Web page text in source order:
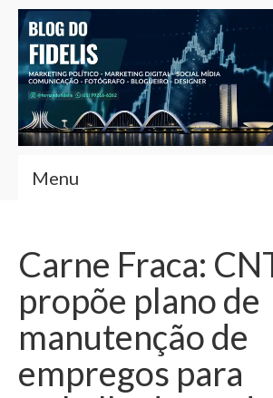
Menu
Fernando Fidelis
Café com Fidelis
Notícias Brasília
Contato
Carne Fraca:
propõe plano de
manutenção de
empregos para